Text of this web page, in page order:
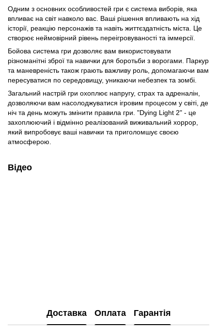
Одним з основних особливостей гри є система виборів, яка
впливає на світ навколо вас. Ваші рішення впливають на хід
історії, реакцію персонажів та навіть життєздатність міста. Це
створює неймовірний рівень переігровуваності та іммерсії.
Бойова система гри дозволяє вам використовувати
різноманітні зброї та навички для боротьби з ворогами. Паркур
та маневреність також грають важливу роль, допомагаючи вам
пересуватися по середовищу, уникаючи небезпек та зомбі.
Загальний настрій гри охоплює напругу, страх та адреналін,
дозволяючи вам насолоджуватися ігровим процесом у світі, де
ніч та день можуть змінити правила гри. "Dying Light 2" - це
захоплюючий і відмінно реалізований виживальний хоррор,
який випробовує ваші навички та приголомшує своєю
атмосферою.
Відео
Доставка Оплата Гарантія